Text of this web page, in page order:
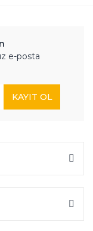
e-posta
KAYIT OL